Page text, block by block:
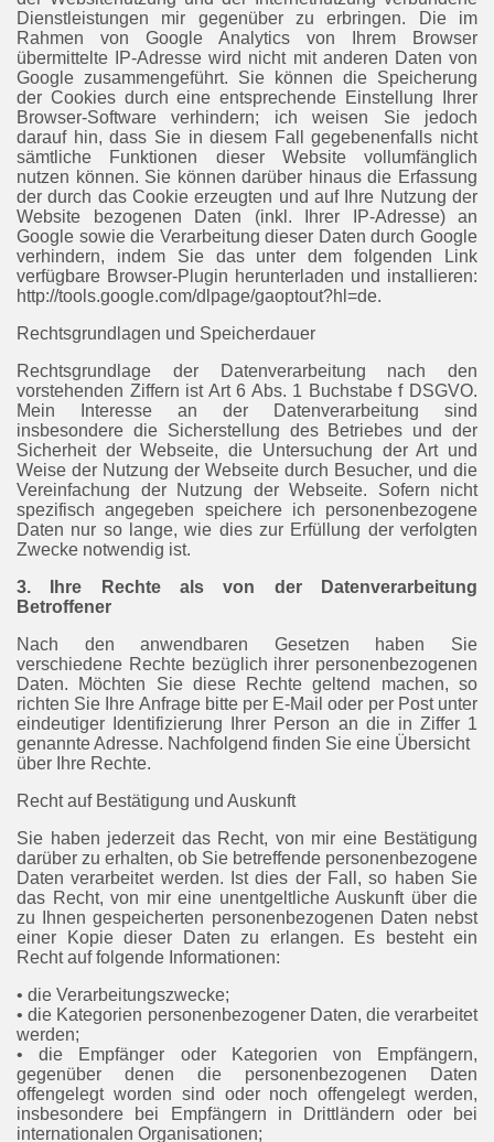
Dienstleistungen mir gegenüber zu erbringen. Die im
Rahmen von Google Analytics von Ihrem Browser
übermittelte IP-Adresse wird nicht mit anderen Daten von
Google zusammengeführt. Sie können die Speicherung
der Cookies durch eine entsprechende Einstellung Ihrer
Browser-Software verhindern; ich weisen Sie jedoch
darauf hin, dass Sie in diesem Fall gegebenenfalls nicht
sämtliche Funktionen dieser Website vollumfänglich
nutzen können. Sie können darüber hinaus die Erfassung
der durch das Cookie erzeugten und auf Ihre Nutzung der
Website bezogenen Daten (inkl. Ihrer IP-Adresse) an
Google sowie die Verarbeitung dieser Daten durch Google
verhindern, indem Sie das unter dem folgenden Link
verfügbare Browser-Plugin herunterladen und installieren:
http://tools.google.com/dlpage/gaoptout?hl=de.
Rechtsgrundlagen und Speicherdauer
Rechtsgrundlage der Datenverarbeitung nach den
vorstehenden Ziffern ist Art 6 Abs. 1 Buchstabe f DSGVO.
Mein Interesse an der Datenverarbeitung sind
insbesondere die Sicherstellung des Betriebes und der
Sicherheit der Webseite, die Untersuchung der Art und
Weise der Nutzung der Webseite durch Besucher, und die
Vereinfachung der Nutzung der Webseite. Sofern nicht
spezifisch angegeben speichere ich personenbezogene
Daten nur so lange, wie dies zur Erfüllung der verfolgten
Zwecke notwendig ist.
3. Ihre Rechte als von der Datenverarbeitung
Betroffener
Nach den anwendbaren Gesetzen haben Sie
verschiedene Rechte bezüglich ihrer personenbezogenen
Daten. Möchten Sie diese Rechte geltend machen, so
richten Sie Ihre Anfrage bitte per E-Mail oder per Post unter
eindeutiger Identifizierung Ihrer Person an die in Ziffer 1
genannte Adresse. Nachfolgend finden Sie eine Übersicht
über Ihre Rechte.
Recht auf Bestätigung und Auskunft
Sie haben jederzeit das Recht, von mir eine Bestätigung
darüber zu erhalten, ob Sie betreffende personenbezogene
Daten verarbeitet werden. Ist dies der Fall, so haben Sie
das Recht, von mir eine unentgeltliche Auskunft über die
zu Ihnen gespeicherten personenbezogenen Daten nebst
einer Kopie dieser Daten zu erlangen. Es besteht ein
Recht auf folgende Informationen:
• die Verarbeitungszwecke;
• die Kategorien personenbezogener Daten, die verarbeitet
werden;
• die Empfänger oder Kategorien von Empfängern,
gegenüber denen die personenbezogenen Daten
offengelegt worden sind oder noch offengelegt werden,
insbesondere bei Empfängern in Drittländern oder bei
internationalen Organisationen;